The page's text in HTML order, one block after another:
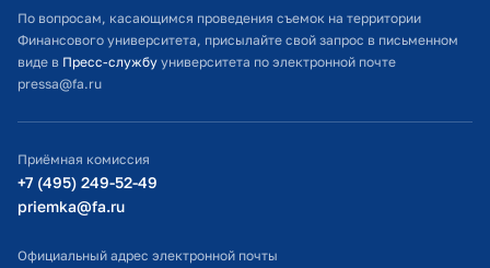
Расписание занятий
Студенческий офис
Официальный адрес электронной почты
Министерство просвещения РФ
Министерство науки и высшего образования РФ
По вопросам, касающимся проведения съемок на территории
Финансового университета, присылайте свой запрос в письменном
виде в Пресс-службу университета по электронной почте
pressa@fa.ru
Приёмная комиссия
+7 (495) 249-52-49
priemka@fa.ru
Официальный адрес электронной почты